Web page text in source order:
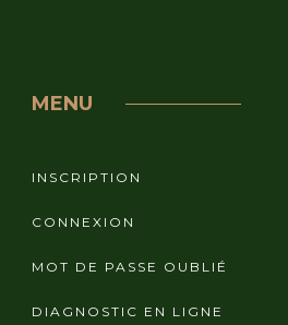
MENU
INSCRIPTION
CONNEXION
MOT DE PASSE OUBLIÉ
DIAGNOSTIC EN LIGNE